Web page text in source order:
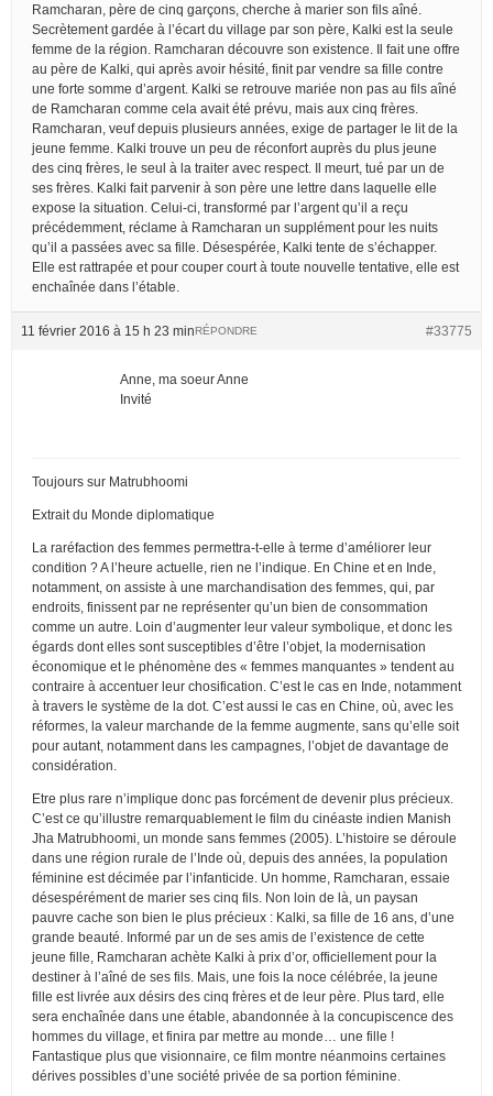
Ramcharan, père de cinq garçons, cherche à marier son fils aîné.
Secrètement gardée à l’écart du village par son père, Kalki est la seule
femme de la région. Ramcharan découvre son existence. Il fait une offre
au père de Kalki, qui après avoir hésité, finit par vendre sa fille contre
une forte somme d’argent. Kalki se retrouve mariée non pas au fils aîné
de Ramcharan comme cela avait été prévu, mais aux cinq frères.
Ramcharan, veuf depuis plusieurs années, exige de partager le lit de la
jeune femme. Kalki trouve un peu de réconfort auprès du plus jeune
des cinq frères, le seul à la traiter avec respect. Il meurt, tué par un de
ses frères. Kalki fait parvenir à son père une lettre dans laquelle elle
expose la situation. Celui-ci, transformé par l’argent qu’il a reçu
précédemment, réclame à Ramcharan un supplément pour les nuits
qu’il a passées avec sa fille. Désespérée, Kalki tente de s’échapper.
Elle est rattrapée et pour couper court à toute nouvelle tentative, elle est
enchaînée dans l’étable.
11 février 2016 à 15 h 23 min #33775
RÉPONDRE
Anne, ma soeur Anne
Invité
Toujours sur Matrubhoomi
Extrait du Monde diplomatique
La raréfaction des femmes permettra-t-elle à terme d’améliorer leur
condition ? A l’heure actuelle, rien ne l’indique. En Chine et en Inde,
notamment, on assiste à une marchandisation des femmes, qui, par
endroits, finissent par ne représenter qu’un bien de consommation
comme un autre. Loin d’augmenter leur valeur symbolique, et donc les
égards dont elles sont susceptibles d’être l’objet, la modernisation
économique et le phénomène des « femmes manquantes » tendent au
contraire à accentuer leur chosification. C’est le cas en Inde, notamment
à travers le système de la dot. C’est aussi le cas en Chine, où, avec les
réformes, la valeur marchande de la femme augmente, sans qu’elle soit
pour autant, notamment dans les campagnes, l’objet de davantage de
considération.
Etre plus rare n’implique donc pas forcément de devenir plus précieux.
C’est ce qu’illustre remarquablement le film du cinéaste indien Manish
Jha Matrubhoomi, un monde sans femmes (2005). L’histoire se déroule
dans une région rurale de l’Inde où, depuis des années, la population
féminine est décimée par l’infanticide. Un homme, Ramcharan, essaie
désespérément de marier ses cinq fils. Non loin de là, un paysan
pauvre cache son bien le plus précieux : Kalki, sa fille de 16 ans, d’une
grande beauté. Informé par un de ses amis de l’existence de cette
jeune fille, Ramcharan achète Kalki à prix d’or, officiellement pour la
destiner à l’aîné de ses fils. Mais, une fois la noce célébrée, la jeune
fille est livrée aux désirs des cinq frères et de leur père. Plus tard, elle
sera enchaînée dans une étable, abandonnée à la concupiscence des
hommes du village, et finira par mettre au monde… une fille !
Fantastique plus que visionnaire, ce film montre néanmoins certaines
dérives possibles d’une société privée de sa portion féminine.